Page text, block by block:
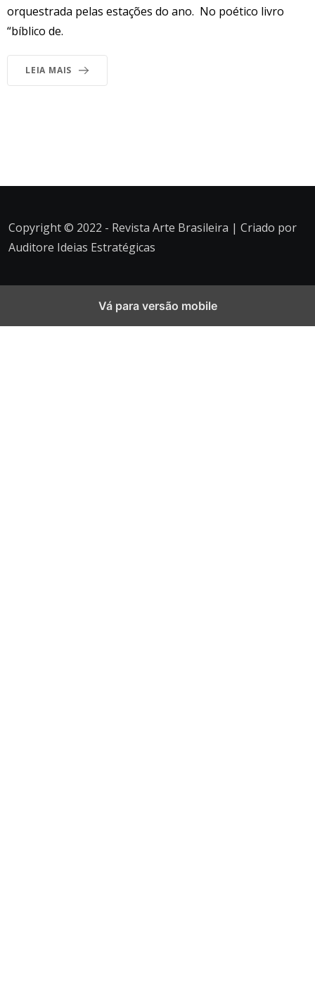
orquestrada pelas estações do ano. No poético livro
“bíblico de.
LEIA MAIS
Copyright © 2022 - Revista Arte Brasileira | Criado por
Auditore Ideias Estratégicas
Vá para versão mobile